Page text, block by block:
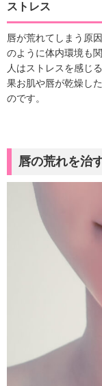
ストレス
唇が荒れてしまう原
のように体内環境も
人はストレスを感じ
果お肌や唇が乾燥し
のです。
唇の荒れを治